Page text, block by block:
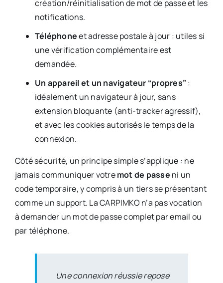
création/réinitialisation de mot de passe et les
notifications.
Téléphoneet adresse postale à jour : utiles si
une vérification complémentaire est
demandée.
Un appareil et un navigateur “propres” :
idéalement un navigateur à jour, sans
extension bloquante (anti-tracker agressif),
et avec les cookies autorisés le temps de la
connexion.
Côté sécurité, un principe simple s’applique : ne
jamais communiquer votremot de passe ni un
code temporaire, y compris à un tiers se présentant
comme un support. La CARPIMKO n’a pas vocation
à demander un mot de passe complet par email ou
par téléphone.
Une connexion réussie repose